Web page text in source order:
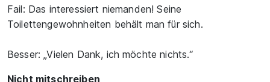
Fail: Das interessiert niemanden! Seine
Toilettengewohnheiten behält man für sich.
Besser: „Vielen Dank, ich möchte nichts.“
Nicht mitschreiben